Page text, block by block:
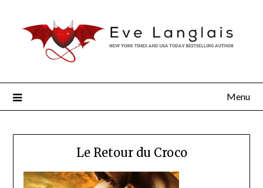
Menu
Le Retour du Croco